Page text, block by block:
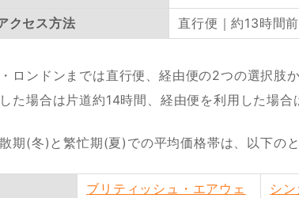
クセス方法
直行便｜約13時間
ロンドンまでは直行便、経由便の2つの選択肢
た場合は片道約14時間、経由便を利用した場合
期(冬)と繁忙期(夏)での平均価格帯は、以下のと
ブリティッシュ・エアウェ
シ